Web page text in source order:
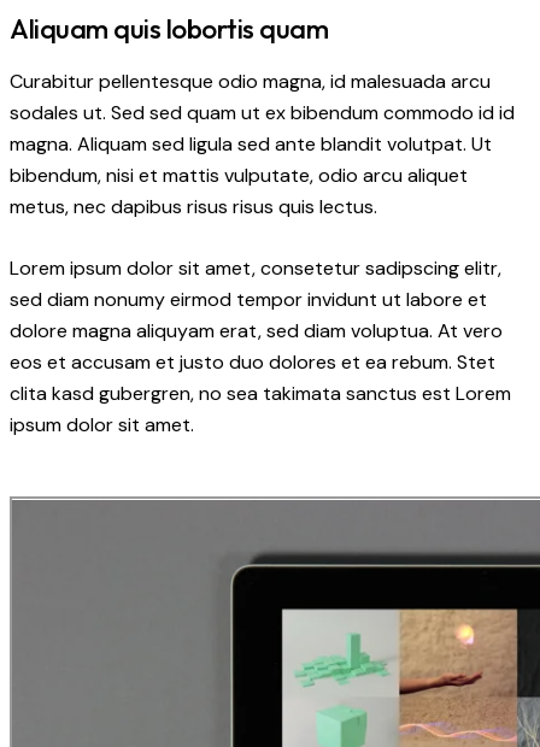
Aliquam quis lobortis quam
Curabitur pellentesque odio magna, id malesuada arcu
sodales ut. Sed sed quam ut ex bibendum commodo id id
magna. Aliquam sed ligula sed ante blandit volutpat. Ut
bibendum, nisi et mattis vulputate, odio arcu aliquet
metus, nec dapibus risus risus quis lectus.
Lorem ipsum dolor sit amet, consetetur sadipscing elitr,
sed diam nonumy eirmod tempor invidunt ut labore et
dolore magna aliquyam erat, sed diam voluptua. At vero
eos et accusam et justo duo dolores et ea rebum. Stet
clita kasd gubergren, no sea takimata sanctus est Lorem
ipsum dolor sit amet.